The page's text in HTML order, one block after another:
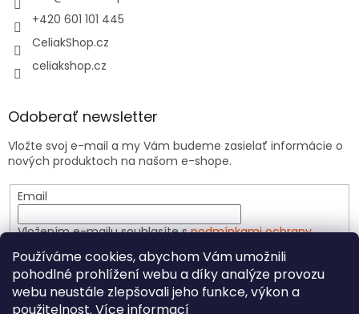
Používáme cookies, abychom Vám umožnili
pohodlné prohlížení webu a díky analýze provozu
webu neustále zlepšovali jeho funkce, výkon a
použitelnost. Více informací
+420 601 101 445
CeliakShop.cz
celiakshop.cz
Odoberať newsletter
Vložte svoj e-mail a my Vám budeme zasielať informácie o
nových produktoch na našom e-shope.
Email
Vložením e-mailu souhlasíte spodmínkami ochrany
PRIHLÁSIŤ SA